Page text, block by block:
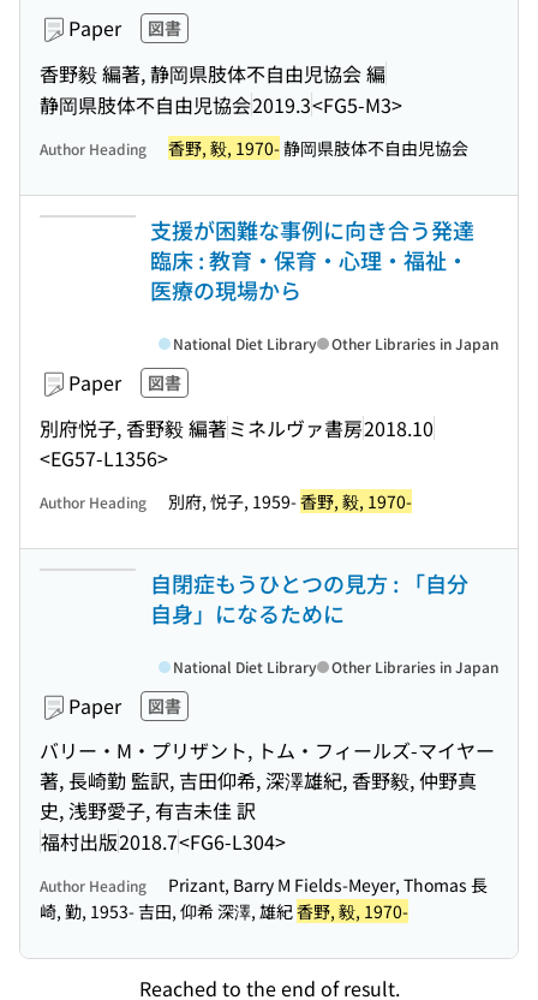
Paper 図書
香野毅 編著, 静岡県肢体不自由児協会 編
静岡県肢体不自由児協会2019.3<FG5-M3>
Author Heading 香野, 毅, 1970-静岡県肢体不自由児協会
支援が困難な事例に向き合う発達
臨床 : 教育・保育・心理・福祉・
医療の現場から
Paper 図書
別府悦子, 香野毅 編著ミネルヴァ書房2018.10
<EG57-L1356>
National Diet Library Other Libraries in Japan
Author Heading 別府, 悦子, 1959-香野, 毅, 1970-
自閉症もうひとつの見方 : 「自分
自身」になるために
Paper 図書
バリー・M・プリザント, トム・フィールズ-マイヤー
著, 長崎勤 監訳, 吉田仰希, 深澤雄紀, 香野毅, 仲野真
史, 浅野愛子, 有吉未佳 訳
福村出版2018.7<FG6-L304>
National Diet Library Other Libraries in Japan
Author Heading
Prizant, Barry M Fields-Meyer, Thomas 長
崎, 勤, 1953- 吉田, 仰希 深澤, 雄紀香野, 毅, 1970-
Reached to the end of result.